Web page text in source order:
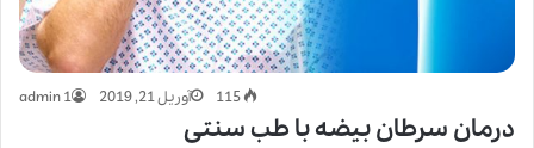
admin 1 آوریل 21, 2019
درمان سرطان بیضه با طب سنتی